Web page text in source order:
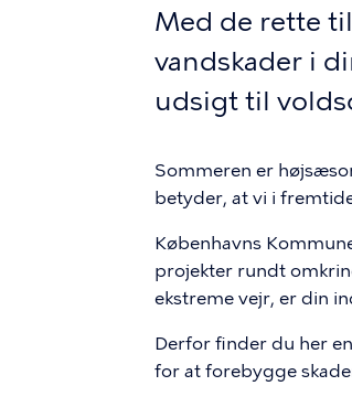
Med de rette
vandskader i
udsigt til
Sommeren er
betyder, at vi i
Københavns
projekter rundt
ekstreme vejr, er din
Derfor finder du her
for at forebygge